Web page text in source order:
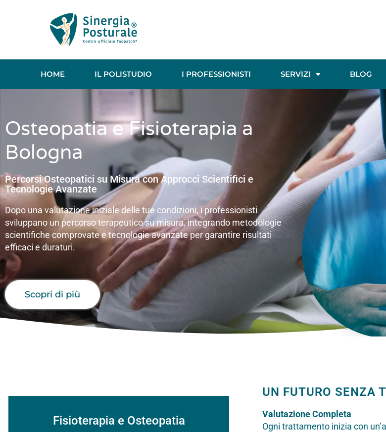
HOME IL POLISTUDIO I PROFESSIONISTI SERVIZI BLOG
Osteopatia e Fisioterapia a
Bologna
Percorsi Osteopatici su Misura con Approcci Scientifici e
Tecnologie Avanzate
Dopo una valutazione iniziale delle tue condizioni, i professionisti
sviluppano un percorso terapeutico su misura, integrando metodologie
scientifiche comprovate e tecnologie avanzate per garantire risultati
efficaci e duraturi.
Scopri di più
Fisioterapia e Osteopatia
UN FUTURO SENZA
Valutazione Completa
Ogni trattamento inizia con